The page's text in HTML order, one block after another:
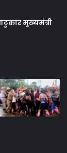
मुख्यमंत्री